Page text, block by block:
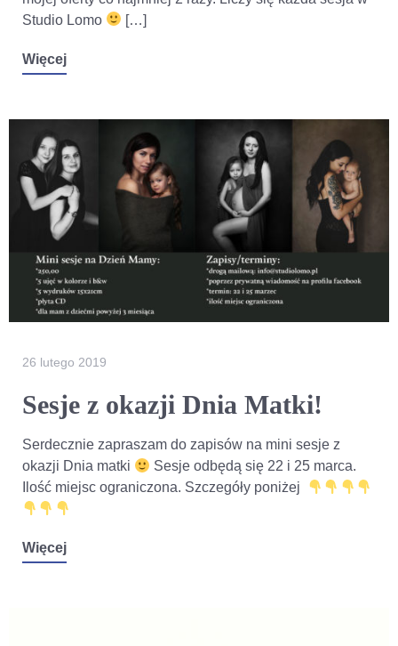
Studio Lomo
[…]
Więcej
26 lutego 2019
Sesje z okazji Dnia Matki!
Serdecznie zapraszam do zapisów na mini sesje z
okazji Dnia matki
Sesje odbędą się 22 i 25 marca.
Ilość miejsc ograniczona. Szczegóły poniżej
Więcej